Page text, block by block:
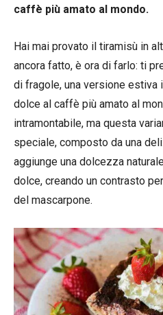
caffè più amato al mondo.
Hai mai provato il tiramisù in
ancora fatto, è ora di farlo: ti
di fragole, una versione
dolce al caffè più amato al
intramontabile, ma questa
speciale, composto da una
aggiunge una dolcezza
dolce, creando un contrasto
del mascarpone.